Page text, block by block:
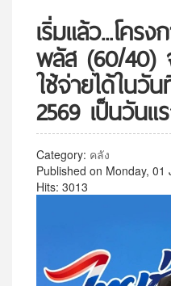
เริ่มแล้ว...โคร
พลัส (60/40)
ใช้จ่ายได้ในวั
2569 เป็นวันแ
Category: คลัง
Published on Monday, 01
Hits: 3013